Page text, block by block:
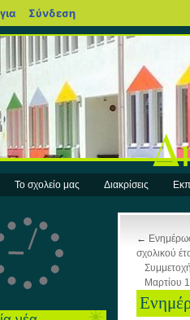
Το σχολείο μας Διακρίσεις
←
σχολικού
Μαρτίου
blogs.sch.gr
Σύνδεση